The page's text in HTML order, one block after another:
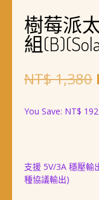
樹莓派
組
NT$1,380
You Save: NT$ 192
支援 5V/3A 穩壓輸
種協議輸出)